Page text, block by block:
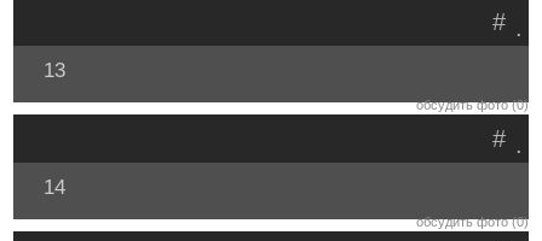
.
#
13
обсудить фото (0)
.
#
14
обсудить фото (0)